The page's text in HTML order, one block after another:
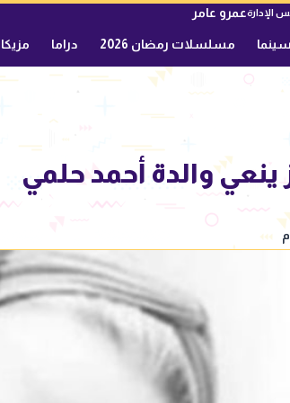
الإدارةعمرو عامر
سينما مسلسلات رمضان 2026 دراما مزيكا
ينعي والدة أحمد حلمي